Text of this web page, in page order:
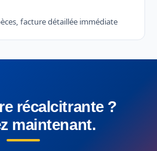
facture détaillée immédiate
récalcitrante ?
maintenant.